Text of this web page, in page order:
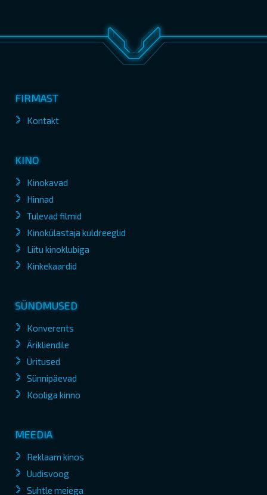
FIRMAST
Kontakt
KINO
Kinokavad
Hinnad
Tulevad filmid
Kinokülastaja kuldreeglid
Liitu kinoklubiga
Kinkekaardid
SÜNDMUSED
Konverents
Ärikliendile
Üritused
Sünnipäevad
Kooliga kinno
MEEDIA
Reklaam kinos
Uudisvoog
Suhtle meiega